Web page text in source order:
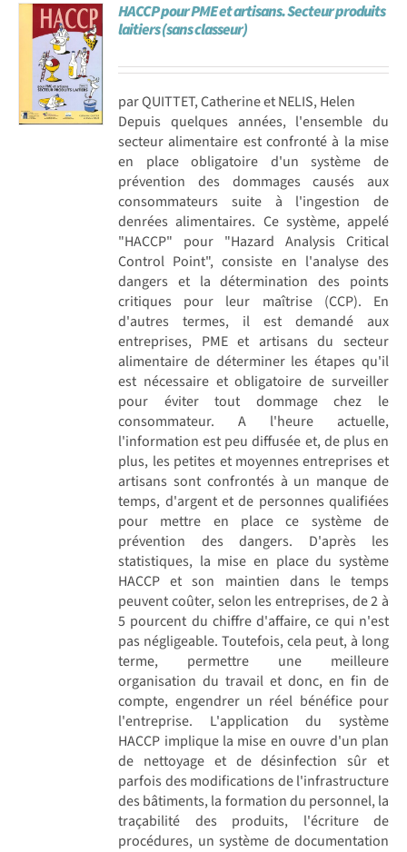
HACCP pour PME et artisans. Secteur produits
laitiers (sans classeur)
par QUITTET, Catherine et NELIS, Helen
Depuis quelques années, l'ensemble du
secteur alimentaire est confronté à la mise
en place obligatoire d'un système de
prévention des dommages causés aux
consommateurs suite à l'ingestion de
denrées alimentaires. Ce système, appelé
"HACCP" pour "Hazard Analysis Critical
Control Point", consiste en l'analyse des
dangers et la détermination des points
critiques pour leur maîtrise (CCP). En
d'autres termes, il est demandé aux
entreprises, PME et artisans du secteur
alimentaire de déterminer les étapes qu'il
est nécessaire et obligatoire de surveiller
pour éviter tout dommage chez le
consommateur. A l'heure actuelle,
l'information est peu diffusée et, de plus en
plus, les petites et moyennes entreprises et
artisans sont confrontés à un manque de
temps, d'argent et de personnes qualifiées
pour mettre en place ce système de
prévention des dangers. D'après les
statistiques, la mise en place du système
HACCP et son maintien dans le temps
peuvent coûter, selon les entreprises, de 2 à
5 pourcent du chiffre d'affaire, ce qui n'est
pas négligeable. Toutefois, cela peut, à long
terme, permettre une meilleure
organisation du travail et donc, en fin de
compte, engendrer un réel bénéfice pour
l'entreprise. L'application du système
HACCP implique la mise en ouvre d'un plan
de nettoyage et de désinfection sûr et
parfois des modifications de l'infrastructure
des bâtiments, la formation du personnel, la
traçabilité des produits, l'écriture de
procédures, un système de documentation